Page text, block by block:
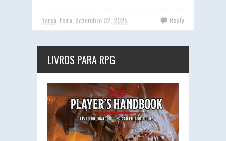
terça-feira, dezembro 02, 2025 Reply
LIVROS PARA RPG